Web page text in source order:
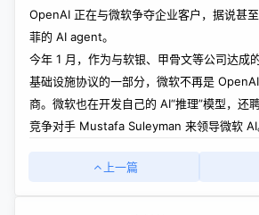
OpenAI 正在与微软争夺企业客户，据说甚
菲的 AI agent。
今年 1 月，作为与软银、甲骨文等公司达成
基础设施协议的一部分，微软不再是
商。微软也在开发自己的 AI“推理”模型，还
竞争对手 Mustafa Suleyman 来领导微软 AI
上一篇